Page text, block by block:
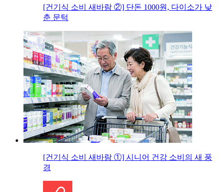
[건기식 소비 새바람 ②] 단돈 1000원, 다이소가 낮
춘 문턱
[건기식 소비 새바람 ①] 시니어 건강 소비의 새 풍
경